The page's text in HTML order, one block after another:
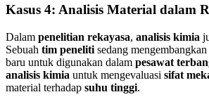
Kasus 4: Analisis Material dalam
Dalam penelitian rekayasa, analisis kimia
Sebuah tim peneliti sedang
baru untuk digunakan dalam pesawat
analisis kimia untuk mengevaluasi sifat
material terhadap suhu tinggi.